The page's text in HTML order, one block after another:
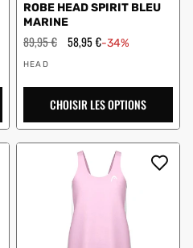
ROBE HEAD SPIRIT BLEU
MARINE
Prix
régulier
89,95 € Prix
en
58,95 €-34%
Vendeur
HEAD
CHOISIR LES OPTIONS